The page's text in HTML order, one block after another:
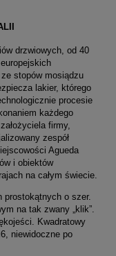
drzwiowych, od 40
stopów mosiądzu
lakier, którego
procesie
każdego
firmy,
zespół
Agueda
i obiektów
na całym świecie.
prostokątnych o szer.
na tak zwany „klik”.
Kwadratowy
niewidoczne po